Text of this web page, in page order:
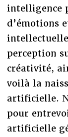
intelligence
d’émotions
perception
créativité,
voilà la
artificielle.
pour
artificielle